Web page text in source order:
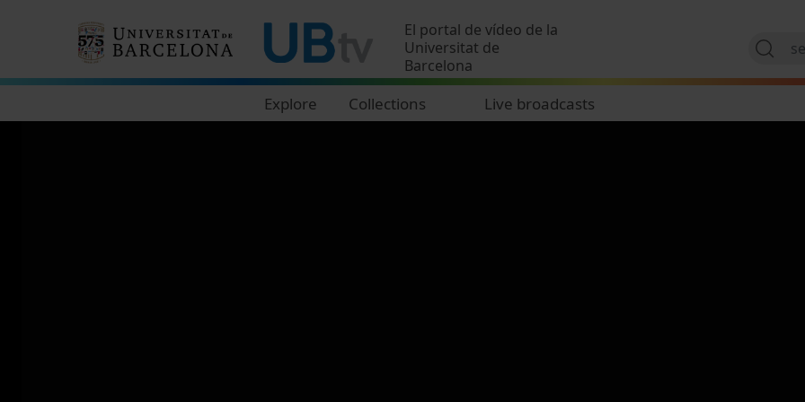
El portal de vídeo de la
Universitat de
Barcelona
Explore Collections Live broadcasts